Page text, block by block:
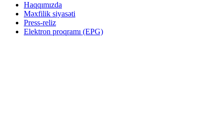
Haqqımızda
Məxfilik siyasəti
Press-reliz
Elektron proqramı (EPG)